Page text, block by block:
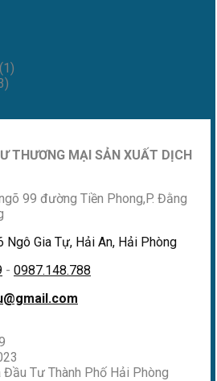
(1)
THƯƠNG MẠI SẢN XUẤT DỊCH
99 đường Tiền Phong,P. Đằng
Ngô Gia Tự, Hải An, Hải Phòng
- 0987.148.788
Tư Thành Phố Hải Phòng